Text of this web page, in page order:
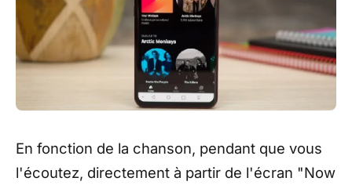
En fonction de la chanson, pendant que vous
l'écoutez, directement à partir de l'écran "Now